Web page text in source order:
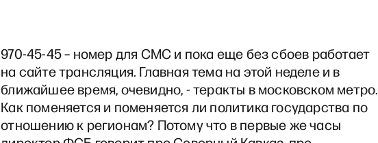
970-45-45 – номер для СМС и пока еще без сбоев работает
на сайте трансляция. Главная тема на этой неделе и в
ближайшее время, очевидно, - теракты в московском метро.
Как поменяется и поменяется ли политика государства по
отношению к регионам? Потому что в первые же часы